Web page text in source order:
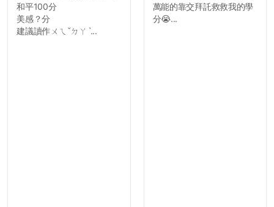
和平100分
美感？分
建議讀作ㄨㄟˇㄉㄚˋ...
萬能的靠交拜託救救我的學
分😭...